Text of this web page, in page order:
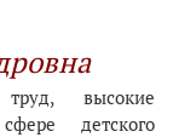
высокие
детского